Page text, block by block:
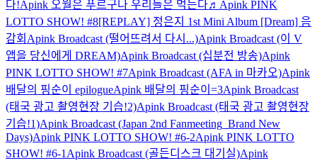
다!Apink 오월은 푸르구나 우리들은 먹는다♬ Apink PINK
LOTTO SHOW! #8[REPLAY] 정은지 1st Mini Album [Dream] 음
감회 Apink Broadcast (떨어뜨려서 다시...)Apink Broadcast (이 V
앱을 당신에게 DREAM)Apink Broadcast (십분전 방송)Apink
PINK LOTTO SHOW! #7Apink Broadcast (AFA in 마카오)Apink
배달의 핑순이 epilogueApink 배달의 핑순이=3Apink Broadcast
(태국 광고 촬영현장 기습!2)Apink Broadcast (태국 광고 촬영현장
기습!1)Apink Broadcast (Japan 2nd Fanmeeting_Brand New
Days)Apink PINK LOTTO SHOW! #6-2Apink PINK LOTTO
SHOW! #6-1 Apink Broadcast (골든디스크 대기실)Apink